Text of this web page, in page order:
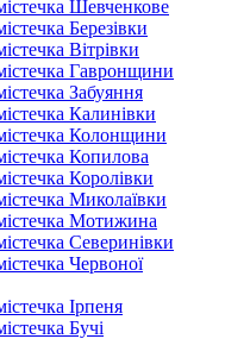
Шевченкове
Березівки
Вітрівки
Гавронщини
Забуяння
Калинівки
Колонщини
Копилова
Королівки
Миколаївки
Мотижина
Северинівки
Червоної
Ірпеня
Бучі